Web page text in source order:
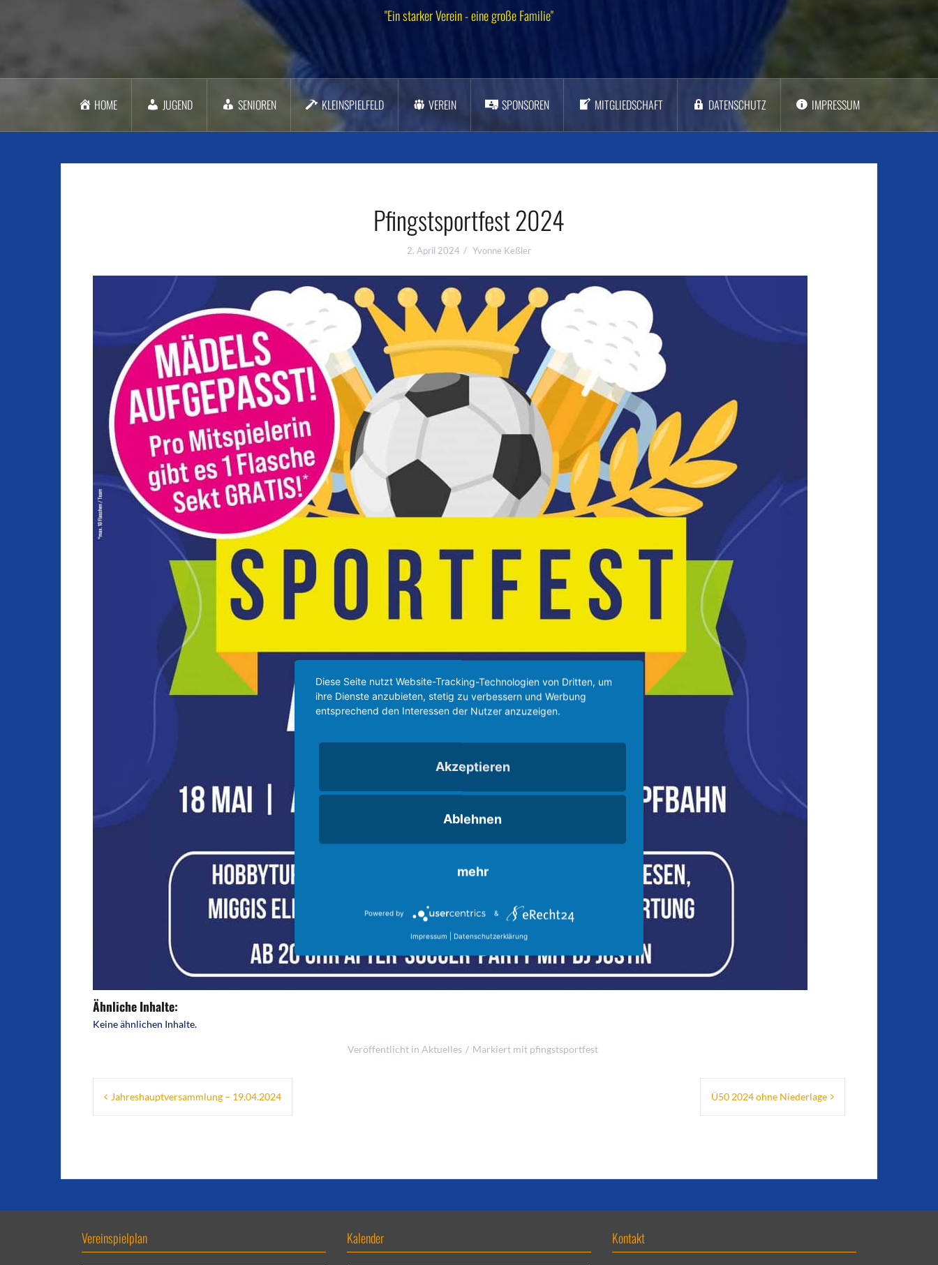
"Ein starker Verein - eine große Familie"
HOME JUGEND SENIOREN KLEINSPIELFELD VEREIN SPONSOREN MITGLIEDSCHAFT DATENSCHUTZ IMPRESSUM
Pfingstsportfest 2024
2. April 2024 Yvonne Keßler
Ähnliche Inhalte:
Keine ähnlichen Inhalte.
Veröffentlicht in Aktuelles Markiert mit pfingstsportfest
Beitragsnavigation
Jahreshauptversammlung – 19.04.2024 Ü50 2024 ohne Niederlage
Vereinspielplan Kalender Kontakt
Diese Seite nutzt Website-Tracking-Technologien von Dritten, um
ihre Dienste anzubieten, stetig zu verbessern und Werbung
entsprechend den Interessen der Nutzer anzuzeigen.
Akzeptieren
Ablehnen
mehr
Powered by &
Impressum Datenschutzerklärung